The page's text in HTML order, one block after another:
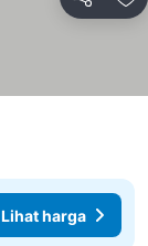
Bagikan
Lihat harga